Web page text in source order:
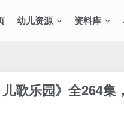
幼儿资源 资料库
歌乐园》全264集